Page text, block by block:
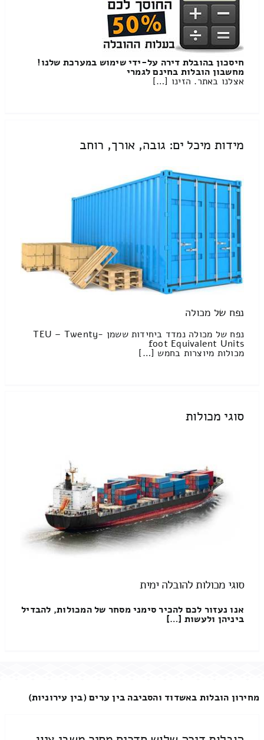
חיסכון בהובלת דירה על-ידי שימוש במערכת שלנו!
מחשבון הובלות בחינם לגמרי
אצלנו באתר. הזינו […]
מידות מיכל ים: גובה, אורך, רוחב
נפח של מכולה
נפח של מכולה נמדד ביחידות ששמן TEU – Twenty-
foot Equivalent Units
מכולות מיוצרות בחמש […]
סוגי מכולות
סוגי מכולות להובלה ימית
אנו נעזור לכם להכיר סימני מסחר של המכולות, להבדיל
ביניהן ולעשות […]
מחירון הובלות באשדוד והסביבה בין ערים (בין עירוניות)